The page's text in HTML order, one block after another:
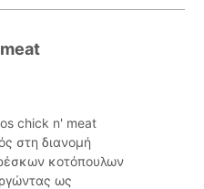
chick n' meat
στη διανομή
κοτόπουλων
ως